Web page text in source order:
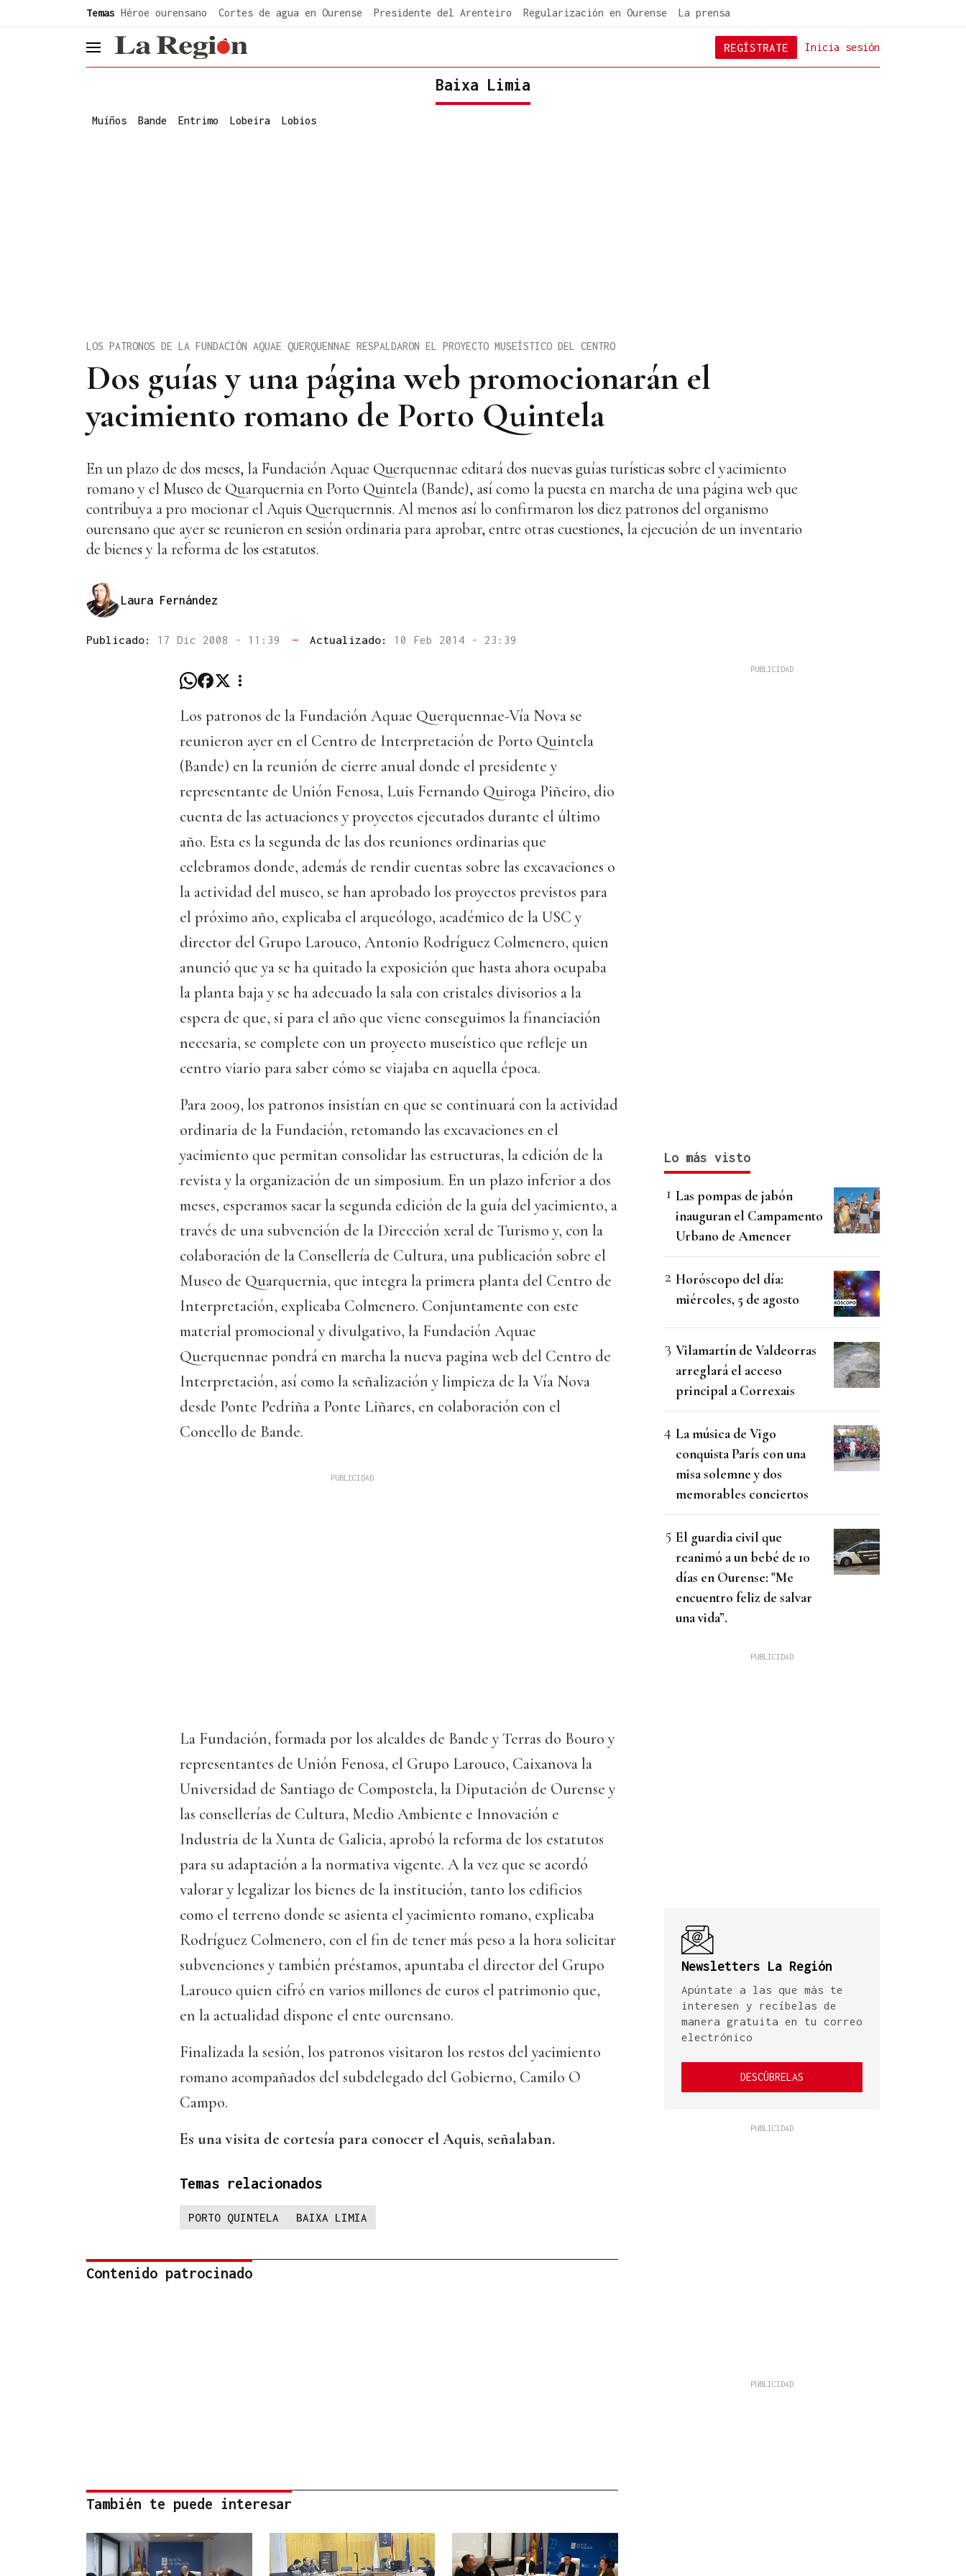
Temas Héroe ourensano Cortes de agua en Ourense Presidente del Arenteiro Regularización en Ourense La prensa
header.menu.open Inicia sesión
REGÍSTRATE
Baixa Limia
Muíños Bande Entrimo Lobeira Lobios
Dos guías y una página web promocionarán el
yacimiento romano de Porto Quintela
LOS PATRONOS DE LA FUNDACIÓN AQUAE QUERQUENNAE RESPALDARON EL PROYECTO MUSEÍSTICO DEL CENTRO
En un plazo de dos meses, la Fundación Aquae Querquennae editará dos nuevas guías turísticas sobre el yacimiento
romano y el Museo de Quarquernia en Porto Quintela (Bande), así como la puesta en marcha de una página web que
contribuya a pro mocionar el Aquis Querquernnis. Al menos así lo confirmaron los diez patronos del organismo
ourensano que ayer se reunieron en sesión ordinaria para aprobar, entre otras cuestiones, la ejecución de un inventario
de bienes y la reforma de los estatutos.
Laura Fernández
Publicado: 17 Dic 2008 - 11:39 — Actualizado: 10 Feb 2014 - 23:39
Los patronos de la Fundación Aquae Querquennae-Vía Nova se
reunieron ayer en el Centro de Interpretación de Porto Quintela
(Bande) en la reunión de cierre anual donde el presidente y
representante de Unión Fenosa, Luis Fernando Quiroga Piñeiro, dio
cuenta de las actuaciones y proyectos ejecutados durante el último
año. Esta es la segunda de las dos reuniones ordinarias que
celebramos donde, además de rendir cuentas sobre las excavaciones o
la actividad del museo, se han aprobado los proyectos previstos para
el próximo año, explicaba el arqueólogo, académico de la USC y
director del Grupo Larouco, Antonio Rodríguez Colmenero, quien
anunció que ya se ha quitado la exposición que hasta ahora ocupaba
la planta baja y se ha adecuado la sala con cristales divisorios a la
espera de que, si para el año que viene conseguimos la financiación
necesaria, se complete con un proyecto museístico que refleje un
centro viario para saber cómo se viajaba en aquella época.
Para 2009, los patronos insistían en que se continuará con la actividad
ordinaria de la Fundación, retomando las excavaciones en el
yacimiento que permitan consolidar las estructuras, la edición de la
revista y la organización de un simposium. En un plazo inferior a dos
meses, esperamos sacar la segunda edición de la guía del yacimiento, a
través de una subvención de la Dirección xeral de Turismo y, con la
colaboración de la Consellería de Cultura, una publicación sobre el
Museo de Quarquernia, que integra la primera planta del Centro de
Interpretación, explicaba Colmenero. Conjuntamente con este
material promocional y divulgativo, la Fundación Aquae
Querquennae pondrá en marcha la nueva pagina web del Centro de
Interpretación, así como la señalización y limpieza de la Vía Nova
desde Ponte Pedriña a Ponte Liñares, en colaboración con el
Concello de Bande.
La Fundación, formada por los alcaldes de Bande y Terras do Bouro y
representantes de Unión Fenosa, el Grupo Larouco, Caixanova la
Universidad de Santiago de Compostela, la Diputación de Ourense y
las consellerías de Cultura, Medio Ambiente e Innovación e
Industria de la Xunta de Galicia, aprobó la reforma de los estatutos
para su adaptación a la normativa vigente. A la vez que se acordó
valorar y legalizar los bienes de la institución, tanto los edificios
como el terreno donde se asienta el yacimiento romano, explicaba
Rodríguez Colmenero, con el fin de tener más peso a la hora solicitar
subvenciones y también préstamos, apuntaba el director del Grupo
Larouco quien cifró en varios millones de euros el patrimonio que,
en la actualidad dispone el ente ourensano.
Finalizada la sesión, los patronos visitaron los restos del yacimiento
romano acompañados del subdelegado del Gobierno, Camilo O
Campo.
Es una visita de cortesía para conocer el Aquis, señalaban.
Temas relacionados
PORTO QUINTELA BAIXA LIMIA
Contenido patrocinado
También te puede interesar
Lo más visto
Las pompas de jabón
inauguran el Campamento
Urbano de Amencer
Horóscopo del día:
miércoles, 5 de agosto
Vilamartín de Valdeorras
arreglará el acceso
principal a Correxais
La música de Vigo
conquista París con una
misa solemne y dos
memorables conciertos
El guardia civil que
reanimó a un bebé de 10
días en Ourense: "Me
encuentro feliz de salvar
una vida”.
Newsletters La Región
Apúntate a las que más te
interesen y recíbelas de
manera gratuita en tu correo
electrónico
DESCÚBRELAS